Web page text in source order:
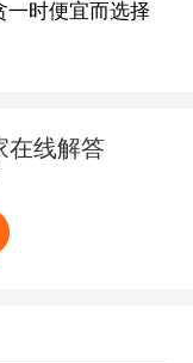
一时便宜而选择
在线解答